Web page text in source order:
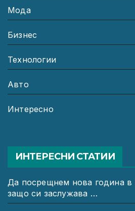
Мода
Бизнес
Технологии
Авто
Интересно
ИНТЕРЕСНИ СТАТИИ
Да посрещнем нова година
защо си заслужава …